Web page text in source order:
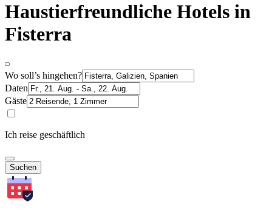
Haustierfreundliche Hotels in
Fisterra
Wo soll’s hingehen?
Daten
Gäste
Ich reise geschäftlich
Suchen